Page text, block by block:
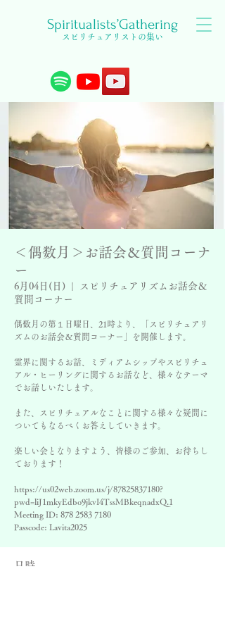
Spiritualists’Gathering
スピリチュアリストの集い
＜偶数月＞お話会＆質問コーナ
ー
6月04日(日)
スピリチュアリズムお話会＆
質問コーナー
偶数月の第１日曜日、21時より、「スピリチュアリ
ズムのお話会＆質問コーナー」を開催します。
霊界に関するお話、ミディアムシップやスピリチュ
アル・ヒーリングに関するお話など、様々なテーマ
でお話しいたします。
また、スピリチュアルなことに関する様々な疑問に
ついてもなるべくお答えしていきます。
楽しい会となりますよう、皆様のご参加、お待ちし
ております！
https://us02web.zoom.us/j/87825837180?
pwd=liJ1mkyEdbo9jkvI4TssMBkeqnadxQ.1
Meeting ID: 878 2583 7180
Passcode: Lavita2025
日時